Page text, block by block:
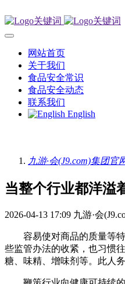
网站首页
关于我们
食品安全常识
食品安全动态
联系我们
English
九游·会(J9.com)集团官
当整个行业都洋溢
2026-04-13 17:09 九游·会
容易使对商品的质量等特
些监管办法的收紧，也习惯
糖、味精、增味剂等。此人务